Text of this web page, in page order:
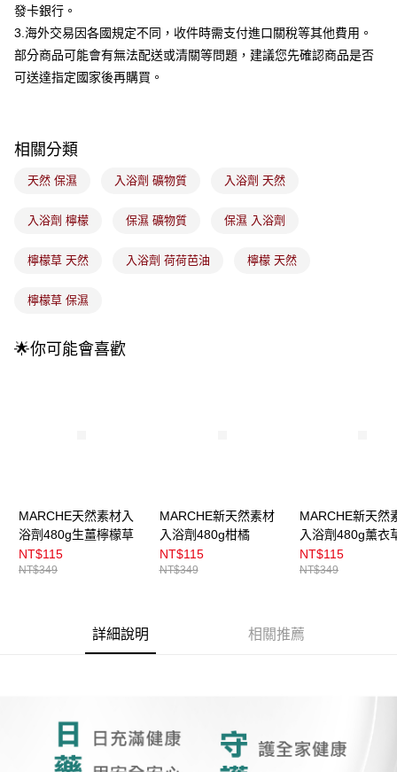
3.實際核准額度、可分期數及費用金額請依後續交易確認頁面所載為準。
消。如遇「轉專審核」未通過狀況，表示未達大哥付你分期系統評分，恕無
法說明評估內容。
【繳款方式說明】
1.分期款項不併入電信帳單，「大哥付你分期」於每月結算日後寄送繳費提
1.本服務係由「台灣大哥大股份有限公司」（以下簡稱本公司）所提供，讓
買賣價金債權讓與本公司後，依約使用本公司帳單繳交帳款。
由本公司與您本人進行分期帳單所需資料之確認、核對及更正。
全家取貨付款
每筆NT$100，滿NT$899(含以上)免運費
付款後全家取貨
每筆NT$100，滿NT$899(含以上)免運費
付款後7-11取貨
每筆NT$100，滿NT$899(含以上)免運費
付款後門市自取
國家/地區配送
發卡銀行。
3.海外交易因各國規定不同，收件時需支付進口關稅等其他費用。
部分商品可能會有無法配送或清關等問題，建議您先確認商品是否
可送達指定國家後再購買。
相關分類
天然 保濕 入浴劑 礦物質 入浴劑 天然
入浴劑 檸檬 保濕 礦物質 保濕 入浴劑
檸檬草 天然 入浴劑 荷荷芭油 檸檬 天然
檸檬草 保濕
🌟你可能會喜歡
MARCHE天然素材入
浴劑480g生薑檸檬草
NT$115
NT$349
MARCHE新天然素材
入浴劑480g柑橘
NT$115
NT$349
MARCHE新天然
入浴劑480g薰衣
NT$115
NT$349
詳細說明 相關推薦